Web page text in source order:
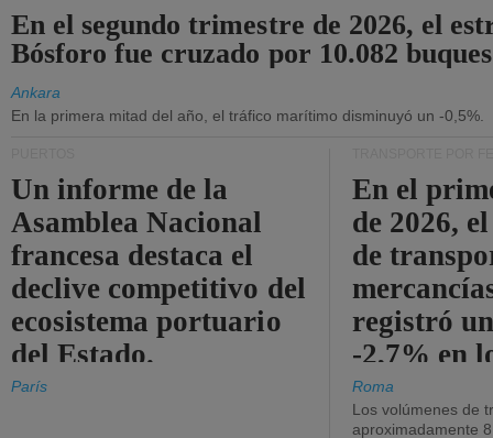
En el segundo trimestre de 2026, el
Bósforo fue cruzado por 10.082
Ankara
En la primera mitad del año, el tráfico marítimo disminuyó un -0,5%.
Un informe de la
Asamblea Nacional
francesa destaca el
declive competitivo del
ecosistema portuario
del Estado.
París
En el
de 2026,
de
registró
-2,7% en
Roma
Los volúmenes de
aproximadamente